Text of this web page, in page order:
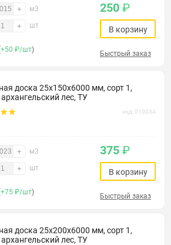
+ м3
+ шт
250 ₽
+50 ₽/шт)
В корзину
Быстрый заказ
доска 25х150х6000 мм, сорт 1,
лес, ТУ
код: 010034
+ м3
+ шт
375 ₽
+75 ₽/шт)
В корзину
Быстрый заказ
доска 25х200х6000 мм, сорт 1,
лес, ТУ